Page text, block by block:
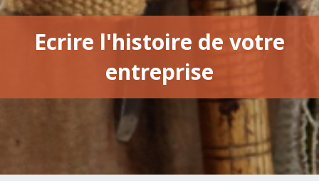
Ecrire l'histoire de votre
entreprise